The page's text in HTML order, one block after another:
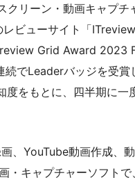
リーン・動画キャプチ
ビューサイト「
Grid Award 2023
続でLeaderバッジを受賞
をもとに、四半期に一
、YouTube動画作成、
・キャプチャーソフトで